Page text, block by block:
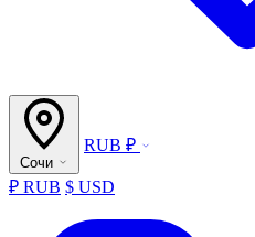
Сочи
RUB ₽
₽ RUB $ USD